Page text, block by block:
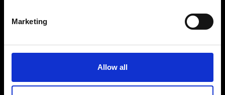
Marketing
Allow all
Rispondiamo a tutte le tue
richieste